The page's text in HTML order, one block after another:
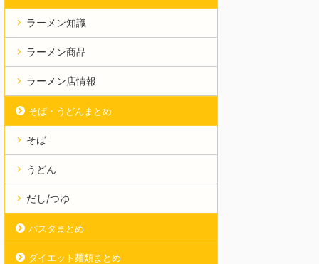
ラーメン知識
ラーメン商品
ラーメン店情報
そば・うどんまとめ
そば
うどん
だし/つゆ
パスタまとめ
ダイエット麺類まとめ